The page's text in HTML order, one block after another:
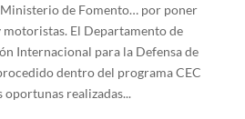
de Fomento… por poner
El Departamento de
Internacional para la Defensa de
dentro del programa CEC
oportunas realizadas...